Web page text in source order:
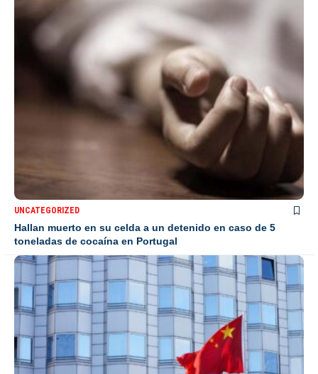
UNCATEGORIZED
Hallan muerto en su celda a un detenido en caso de 5
toneladas de cocaína en Portugal